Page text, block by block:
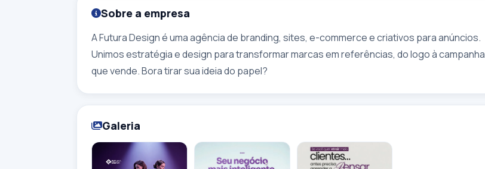
Sobre a empresa
A Futura Design é uma agência de branding, sites, e-commerce e criativos para anúncios.
Unimos estratégia e design para transformar marcas em referências, do logo à campanha
que vende. Bora tirar sua ideia do papel?
Galeria